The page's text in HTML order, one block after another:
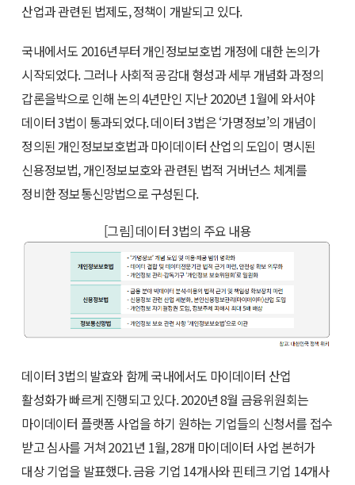
산업과 관련된 법제도, 정책이 개발되고 있다.
국내에서도 2016년부터 개인정보보호법 개정에 대한 논의가
시작되었다. 그러나 사회적 공감대 형성과 세부 개념화 과정의
갑론을박으로 인해 논의 4년만인 지난 2020년 1월에 와서야
데이터 3법이 통과되었다. 데이터 3법은 ‘가명정보’의 개념이
정의된 개인정보보호법과 마이데이터 산업의 도입이 명시된
신용정보법, 개인정보보호와 관련된 법적 거버넌스 체계를
정비한 정보통신망법으로 구성된다.
[그림] 데이터 3법의 주요 내용
데이터 3법의 발효와 함께 국내에서도 마이데이터 산업
활성화가 빠르게 진행되고 있다. 2020년 8월 금융위원회는
마이데이터 플랫폼 사업을 하기 원하는 기업들의 신청서를 접수
받고 심사를 거쳐 2021년 1월, 28개 마이데이터 사업 본허가
대상 기업을 발표했다. 금융 기업 14개사와 핀테크 기업 14개사